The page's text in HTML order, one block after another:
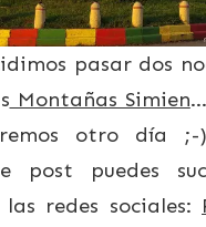
pasar dos
Montañas Simien
otro día ;-
post puedes
redes sociales: